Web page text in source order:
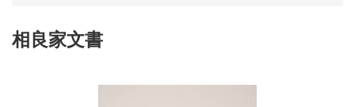
相良家文書